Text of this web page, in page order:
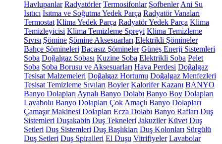
Havlupanlar Radyatörler Termosifonlar Şofbenler Ani Su
Isıtıcı Isıtma ve Soğutma Yedek Parça Radyatör Vanaları
Termostat Klima Yedek Parça Radyatör Yedek Parça Klima
Temizleyicisi Klima Temizleme Spreyi Klima Temizleme
Sıvısı Şömine Şömine Aksesuarları Elektrikli Şömineler
Bahçe Şömineleri Bacasız Şömineler Güneş Enerji Sistemleri
Soba Doğalgaz Sobası Kuzine Soba Elektrikli Soba Pelet
Soba Soba Borusu ve Aksesuarları Hava Perdesi Doğalgaz
Tesisat Malzemeleri Doğalgaz Hortumu Doğalgaz Menfezleri
Tesisat Temizleme Sıvıları Boyler Kalorifer Kazanı BANYO
Banyo Dolapları Aynalı Banyo Dolabı Banyo Boy Dolapları
Lavabolu Banyo Dolapları Çok Amaçlı Banyo Dolapları
Çamaşır Makinesi Dolapları Ecza Dolabı Banyo Rafları Duş
Sistemleri Duşakabin Duş Tekneleri Jakuziler Küvet Duş
Setleri Duş Sistemleri Duş Başlıkları Duş Kolonları Sürgülü
Duş Setleri Duş Spiralleri El Duşu Vitrifiyeler Lavabolar